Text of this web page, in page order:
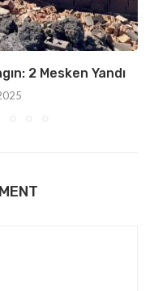
2 Mesken Yandı